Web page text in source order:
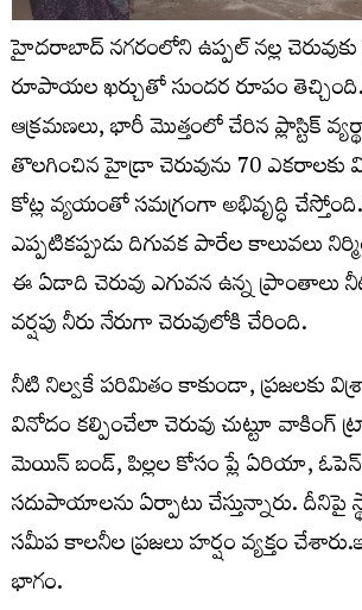
హైదరాబాద్ నగరంలోని ఉప్పల్ నల్ల
రూపాయల ఖర్చుతో సుందర రూపం
ఆక్రమణలు, భారీ మొత్తంలో చేరిన ప్లాస్టిక్‌
తొలగించిన హైడ్రా చెరువును 70 ఎకరాలకు
కోట్ల వ్యయంతో సమగ్రంగా అభివృద్ధి
ఎప్పటికప్పుడు దిగువక పారేల కాలువలు
ఈ ఏడాది చెరువు ఎగువన ఉన్న ప్రాంతాలు
వర్షపు నీరు నేరుగా చెరువులోకి చేరింది.
నీటి నిల్వకే పరిమితం కాకుండా, ప్రజలకు
వినోదం కల్పించేలా చెరువు చుట్టూ వాకింగ్‌
మెయిన్‌ బండ్, పిల్లల కోసం ప్లే ఏరియా,
సదుపాయాలను ఏర్పాటు చేస్తున్నారు. దీనిపై
సమీప కాలనీల ప్రజలు హర్షం వ్యక్తం
భాగం.